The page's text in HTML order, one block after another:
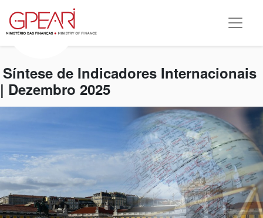
Síntese de Indicadores Internacionais
| Dezembro 2025